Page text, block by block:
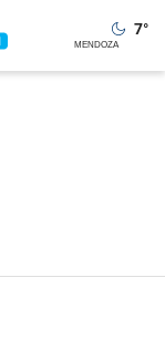
7°